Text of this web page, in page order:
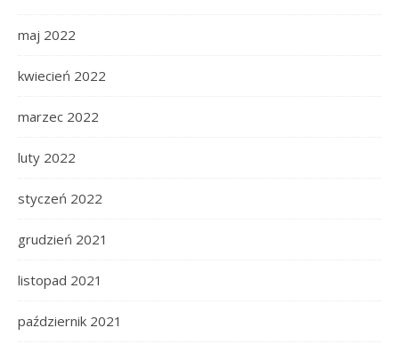
maj 2022
kwiecień 2022
marzec 2022
luty 2022
styczeń 2022
grudzień 2021
listopad 2021
październik 2021